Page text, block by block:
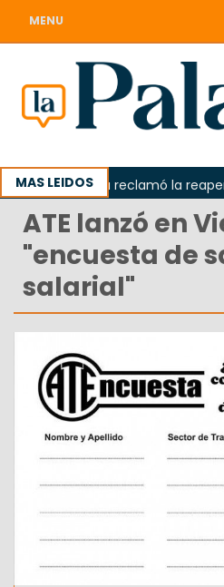
MENU
MAS LEIDOS
Odarda reclamó la
ATE lanzó en
"encuesta de
salarial"